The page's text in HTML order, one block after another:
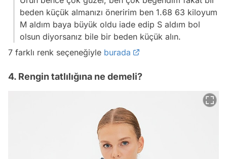
beden küçük almanızı öneririm ben 1.68 63 kiloyum
M aldım baya büyük oldu iade edip S aldım bol
olsun diyorsanız bile bir beden küçük alın.
7 farklı renk seçeneğiyle burada
4. Rengin tatlılığına ne demeli?